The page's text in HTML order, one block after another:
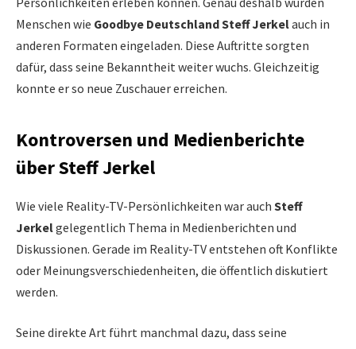
Menschen wie Goodbye Deutschland Steff Jerkelauch in
anderen Formaten eingeladen. Diese Auftritte sorgten
dafür, dass seine Bekanntheit weiter wuchs. Gleichzeitig
konnte er so neue Zuschauer erreichen.
Kontroversen und Medienberichte
über Steff Jerkel
Wie viele Reality-TV-Persönlichkeiten war auch Steff
Jerkelgelegentlich Thema in Medienberichten und
Diskussionen. Gerade im Reality-TV entstehen oft Konflikte
oder Meinungsverschiedenheiten, die öffentlich diskutiert
werden.
Seine direkte Art führt manchmal dazu, dass seine